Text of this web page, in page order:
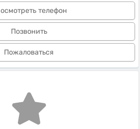
телефон
Позвонить
Пожаловаться